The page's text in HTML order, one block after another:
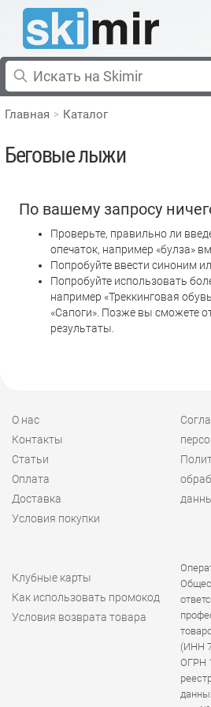
Главная Каталог
Беговые лыжи
По вашему запросу
Проверьте, правильно ли
опечаток, например «булза»
Попробуйте ввести синоним
Попробуйте использовать
например «Треккинговая
«Сапоги». Позже вы сможете
результаты.
О нас
Контакты
Статьи
Оплата
Доставка
Условия покупки
Клубные карты
Как использовать промокод
Условия возврата товара
(ИНН
ОГРН